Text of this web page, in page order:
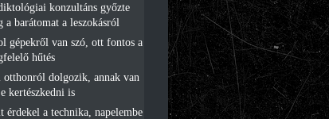
konzultáns győzte
a barátomat a leszokásról
gépekről van szó, ott fontos a
hűtés
otthonról dolgozik, annak van
kertészkedni is
érdekel a technika, napelembe